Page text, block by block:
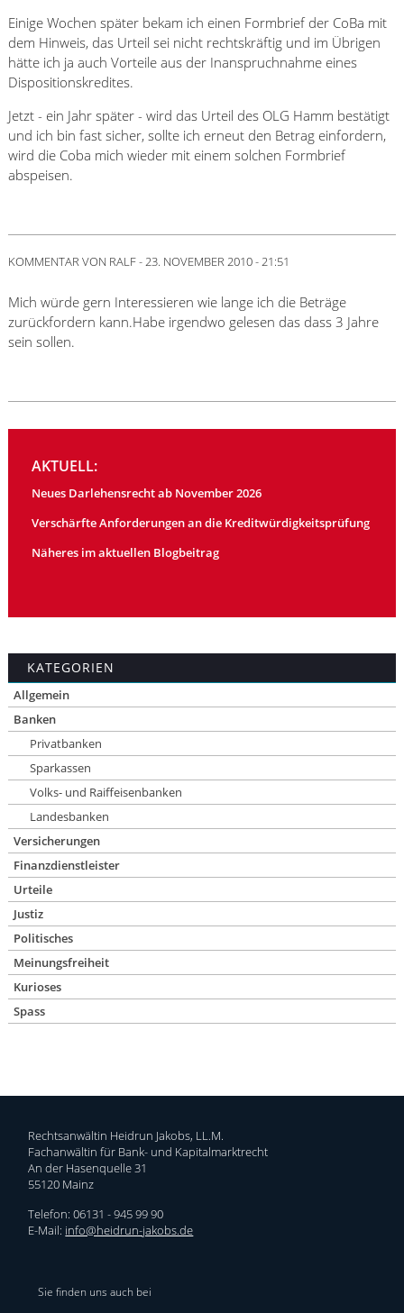
Einige Wochen später bekam ich einen Formbrief der CoBa mit
dem Hinweis, das Urteil sei nicht rechtskräftig und im Übrigen
hätte ich ja auch Vorteile aus der Inanspruchnahme eines
Dispositionskredites.
Jetzt - ein Jahr später - wird das Urteil des OLG Hamm bestätigt
und ich bin fast sicher, sollte ich erneut den Betrag einfordern,
wird die Coba mich wieder mit einem solchen Formbrief
abspeisen.
KOMMENTAR VON RALF-23. NOVEMBER 2010 - 21:51
Mich würde gern Interessieren wie lange ich die Beträge
zurückfordern kann.Habe irgendwo gelesen das dass 3 Jahre
sein sollen.
AKTUELL:
Neues Darlehensrecht ab November 2026
Verschärfte Anforderungen an die Kreditwürdigkeitsprüfung
Näheres im aktuellen Blogbeitrag
KATEGORIEN
Allgemein
Banken
Privatbanken
Sparkassen
Volks- und Raiffeisenbanken
Landesbanken
Versicherungen
Finanzdienstleister
Urteile
Justiz
Politisches
Meinungsfreiheit
Kurioses
Spass
Rechtsanwältin Heidrun Jakobs, LL.M.
Fachanwältin für Bank- und Kapitalmarktrecht
An der Hasenquelle 31
55120 Mainz
Telefon: 06131 - 945 99 90
E-Mail: info@heidrun-jakobs.de
Sie finden uns auch bei